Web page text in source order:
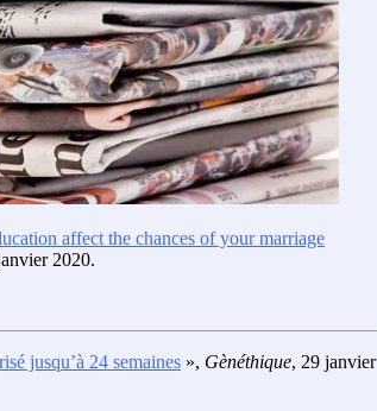
affect the chances of your marriage
2020.
jusqu’à 24 semaines », Gènéthique, 29 janvier